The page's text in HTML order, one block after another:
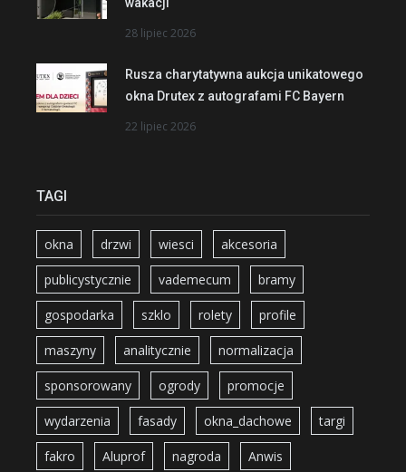
28 lipiec 2026
Rusza charytatywna aukcja unikatowego
okna Drutex z autografami FC Bayern
22 lipiec 2026
TAGI
okna drzwi wiesci akcesoria
publicystycznie vademecum bramy
gospodarka szklo rolety profile
maszyny analitycznie normalizacja
sponsorowany ogrody promocje
wydarzenia fasady okna_dachowe targi
fakro Aluprof nagroda Anwis